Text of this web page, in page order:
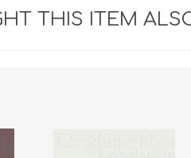
THIS ITEM